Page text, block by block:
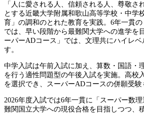
「人に愛される人、信頼される人、尊敬さ
とする近畿大学附属和歌山高等学校・中学
育」の調和のとれた教育を実践。6年一貫の
では、早い段階から最難関大学への進学を
ーパーADコース」では、文理共にハイレ
す。
中学入試は午前入試に加え、算数・国語・
を行う適性問題型の午後入試を実施。高校
を選択でき、スーパーADコースの併願受験
2026年度入試では6年一貫に「スーパー数
難関国立大学への現役合格を目指しつつ、